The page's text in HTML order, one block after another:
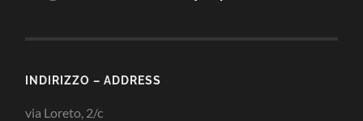
INDIRIZZO – ADDRESS
via Loreto, 2/c